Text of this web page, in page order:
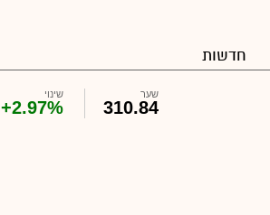
חדשות
שער
310.84
שינוי
+2.97%